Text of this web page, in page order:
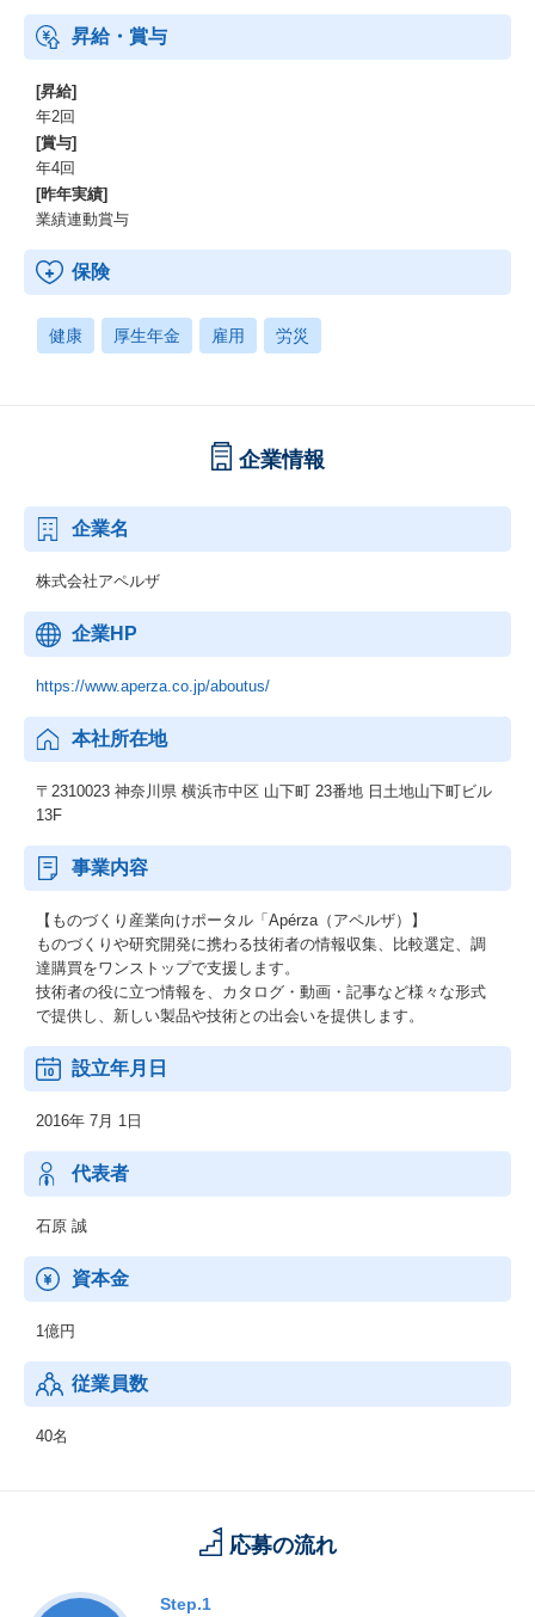
昇給・賞与
[昇給]
年2回
[賞与]
年4回
[昨年実績]
業績連動賞与
保険
健康 厚生年金 雇用 労災
企業情報
企業名
株式会社アペルザ
企業HP
https://www.aperza.co.jp/aboutus/
本社所在地
〒2310023 神奈川県 横浜市中区 山下町 23番地 日土地山下町ビル
13F
事業内容
【ものづくり産業向けポータル「Apérza（アペルザ）】
ものづくりや研究開発に携わる技術者の情報収集、比較選定、調
達購買をワンストップで支援します。
技術者の役に立つ情報を、カタログ・動画・記事など様々な形式
で提供し、新しい製品や技術との出会いを提供します。
設立年月日
2016年 7月 1日
代表者
石原 誠
資本金
1億円
従業員数
40名
応募の流れ
Step.1